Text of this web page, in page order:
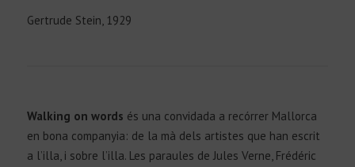
Gertrude Stein, 1929
Walking on words és una convidada a recórrer Mallorca
en bona companyia: de la mà dels artistes que han escrit
a l’illa, i sobre l’illa. Les paraules de Jules Verne, Frédéric